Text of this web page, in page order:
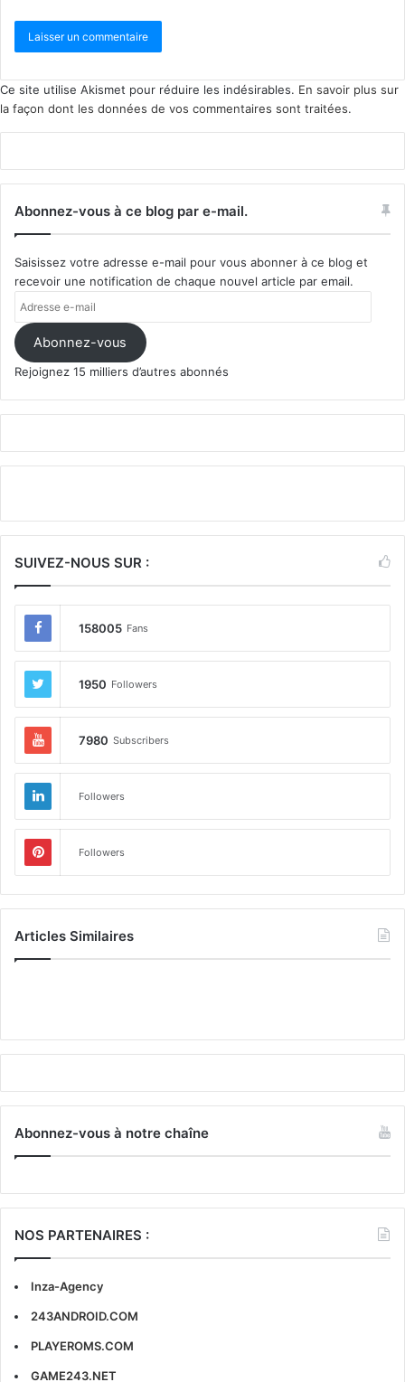
Ce site utilise Akismet pour réduire les indésirables. En savoir plus sur
la façon dont les données de vos commentaires sont traitées.
Abonnez-vous à ce blog par e-mail.
Saisissez votre adresse e-mail pour vous abonner à ce blog et
recevoir une notification de chaque nouvel article par email.
mail Abonnez-vous
Rejoignez 15 milliers d’autres abonnés
SUIVEZ-NOUS SUR :
158005 Fans
1950 Followers
7980 Subscribers
Followers
Followers
Articles Similaires
Abonnez-vous à notre chaîne
NOS PARTENAIRES :
Inza-Agency
243ANDROID.COM
PLAYEROMS.COM
GAME243.NET